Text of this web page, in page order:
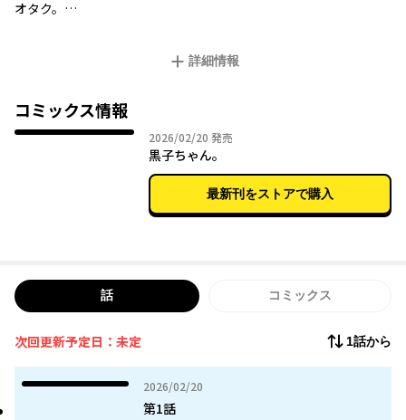
オタク。
彼らの深い愛に包まれ、雪は時にクラスのグループチャットに家
スベったり。
きっとあなたの黒歴史も、雪ちゃんなら笑いに変えてくれるは
愛すべき失敗だらけの日常が詰まった、ハイテンション・コメデ
詳細情報
コミックス情報
2026/02/20 2026年02月20日
発売
黒子ちゃん。
最新刊をストアで購入
話 コミックス
次回更新予定日：未定 1話から
2026/02/20
2026年02月20日
第1話